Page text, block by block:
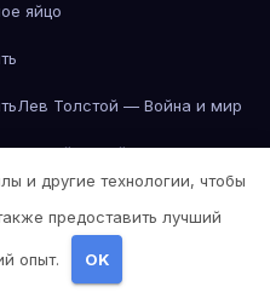
яйцо
Лев Толстой — Война и мир
Толстой — Война и мир
и другие технологии, чтобы
предоставить лучший
опыт. OK